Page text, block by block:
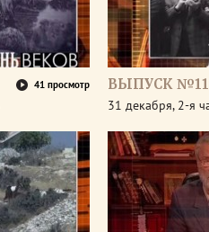
41 просмотр ВЫПУСК
31 декабря, 2-я